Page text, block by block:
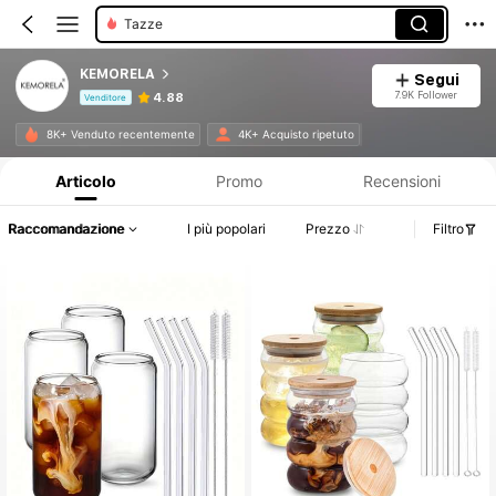
Tazze
KEMORELA
Venditore 4.88
Segui
7.9K Follower
8K+ Venduto recentemente 4K+ Acquisto ripetuto
Articolo Promo Recensioni
Raccomandazione I più popolari Prezzo Filtro